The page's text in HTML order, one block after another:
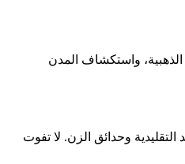
الاستمتاع بشواطئها الذهبية، واستكشاف المدن
وحدائق الزن. لا تفوت